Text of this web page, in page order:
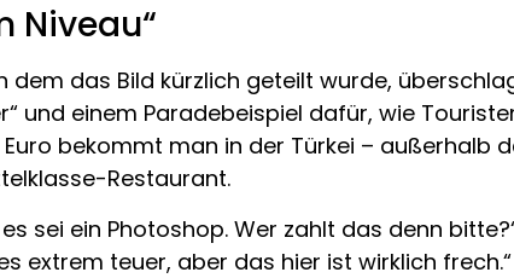
Niveau“
dem das Bild kürzlich geteilt wurde,
und einem Paradebeispiel dafür, wie
Euro bekommt man in der Türkei –
Restaurant.
sei ein Photoshop. Wer zahlt das denn
extrem teuer, aber das hier ist wirklich frech.“